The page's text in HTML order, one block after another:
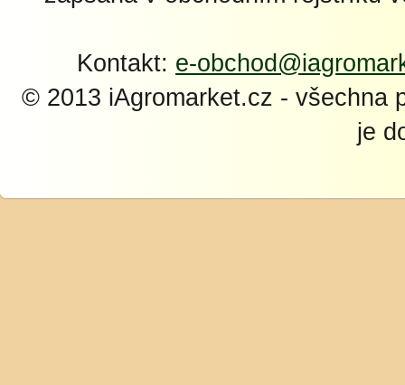
Kontakt: e-
© 2013 iAgromarket.cz - všechna
je